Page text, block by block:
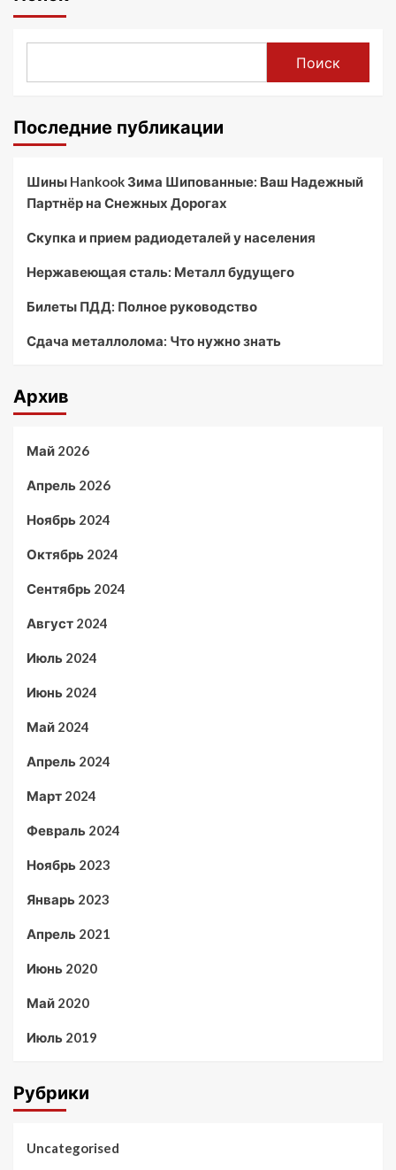
Поиск
Последние публикации
Шины Hankook Зима Шипованные: Ваш Надежный
Партнёр на Снежных Дорогах
Скупка и прием радиодеталей у населения
Нержавеющая сталь: Металл будущего
Билеты ПДД: Полное руководство
Сдача металлолома: Что нужно знать
Архив
Май 2026
Апрель 2026
Ноябрь 2024
Октябрь 2024
Сентябрь 2024
Август 2024
Июль 2024
Июнь 2024
Май 2024
Апрель 2024
Март 2024
Февраль 2024
Ноябрь 2023
Январь 2023
Апрель 2021
Июнь 2020
Май 2020
Июль 2019
Рубрики
Uncategorised